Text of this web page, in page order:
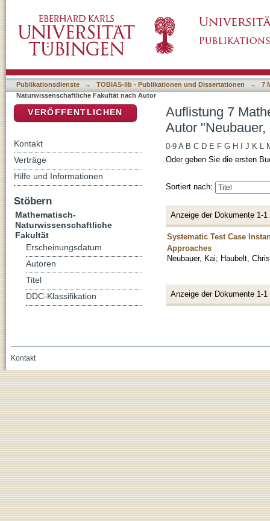
Publikationsdienste → TOBIAS-lib - Publikationen und Dissertationen →
7
Naturwissenschaftliche Fakultät nach Autor
Auflistung 7
Autor "Neubauer,
0-9 A B C D E F G H J K L
Oder geben Sie die ersten
Sortiert nach:
Anzeige der Dokumente 1-1
Systematic Test Case
Approaches
Neubauer, Kai; Haubelt,
Anzeige der Dokumente 1-1
VERÖFFENTLICHEN
Kontakt
Verträge
Hilfe und Informationen
Stöbern
Mathematisch-
Naturwissenschaftliche
Fakultät
Erscheinungsdatum
Autoren
Titel
DDC-Klassifikation
Kontakt